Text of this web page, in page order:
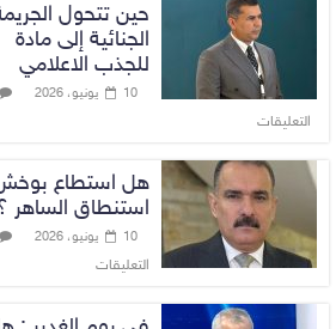
حين تتحول
الجنائية إلى مادة
للجذب الاعلامي
10 يونيو، 2026
التعليقات
هل استطاع
استنطاق الساهر
10 يونيو، 2026
التعليقات